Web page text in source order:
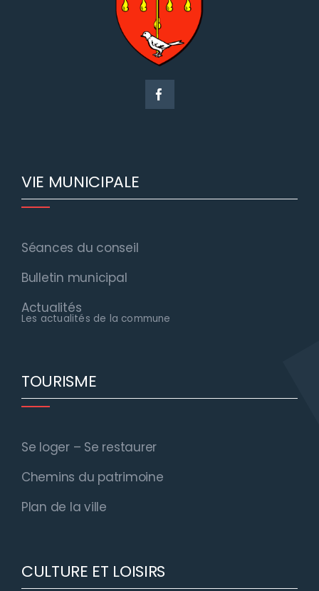
VIE MUNICIPALE
Séances du conseil
Bulletin municipal
Actualités
Les actualités de la commune
TOURISME
Se loger – Se restaurer
Chemins du patrimoine
Plan de la ville
CULTURE ET LOISIRS